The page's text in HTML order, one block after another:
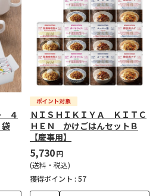
４
ＮＩＳＨＩＫＩＹＡ ＫＩＴＣ
ＨＥＮ かけごはんセットＢ
【慶事用】
5,730円
(送料・税込)
獲得ポイント : 57